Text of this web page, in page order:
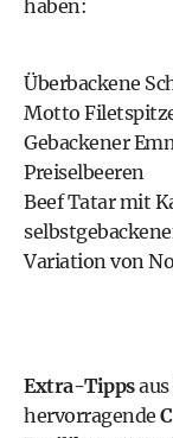
haben:
Überbackene
Motto
Gebackener
Preiselbeeren
Beef Tatar mit
Variation von
Extra-Tippsaus
hervorragende